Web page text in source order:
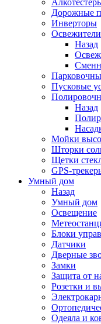
Дорожные
Инверторы
Освежители
Назад
Пусковые
Назад
Мойки
Шторки
Щетки
GPS-
Умный дом
Назад
Умный дом
Освещение
Блоки
Датчики
Дверные
Замки
Защита от
Розетки и
Одеяла и